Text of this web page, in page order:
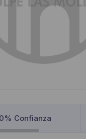
Confianza